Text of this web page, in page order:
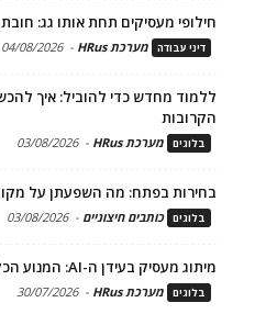
חילופי מעסיקים תחת אותו גג:
דיני עבודה מערכת HRus -
04/08/2026
ללמוד מחדש כדי להוביל: איך
הקרובות
בלוגים מערכת HRus -
03/08/2026
בחירות בפתח: מה השפעתן על
בלוגים כותבים חיצוניים -
03/08/2026
מיתוג מעסיק בעידן ה-AI: המנוע הכלכלי של גיוס ושימור טלנטים
בלוגים מערכת HRus -
30/07/2026